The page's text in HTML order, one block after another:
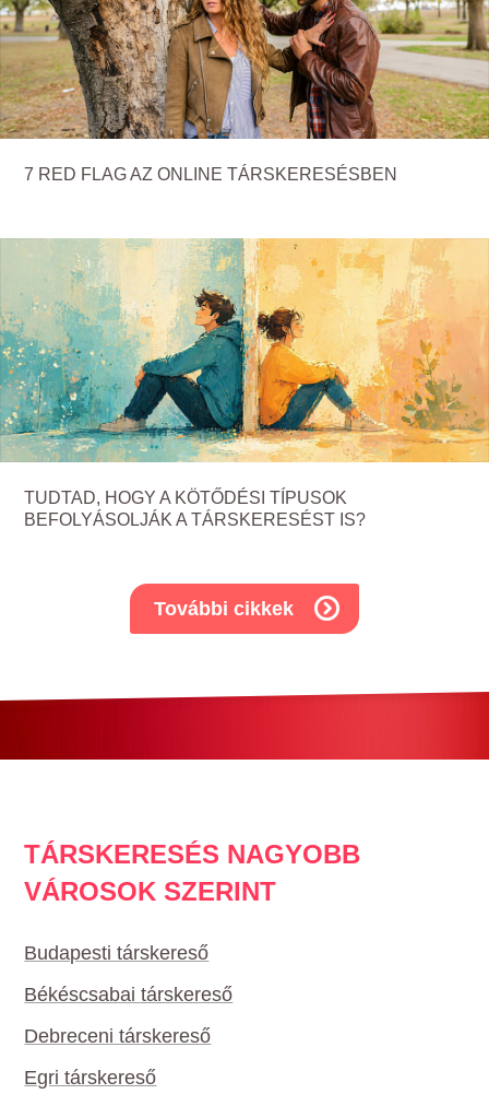
7 RED FLAG AZ ONLINE TÁRSKERESÉSBEN
TUDTAD, HOGY A KÖTŐDÉSI TÍPUSOK
BEFOLYÁSOLJÁK A TÁRSKERESÉST IS?
További cikkek
TÁRSKERESÉS NAGYOBB
VÁROSOK SZERINT
Budapesti társkereső
Békéscsabai társkereső
Debreceni társkereső
Egri társkereső